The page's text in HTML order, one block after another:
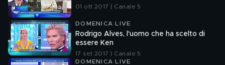
01 ott 2017 | Canale 5
DOMENICA LIVE
Rodrigo Alves, l'uomo che ha scelto di
essere Ken
17 set 2017 | Canale 5
DOMENICA LIVE